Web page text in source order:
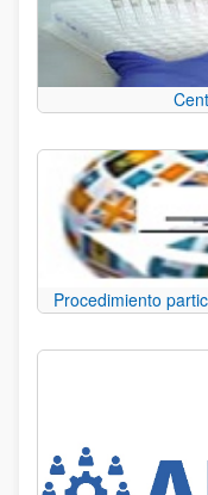
Procedimiento